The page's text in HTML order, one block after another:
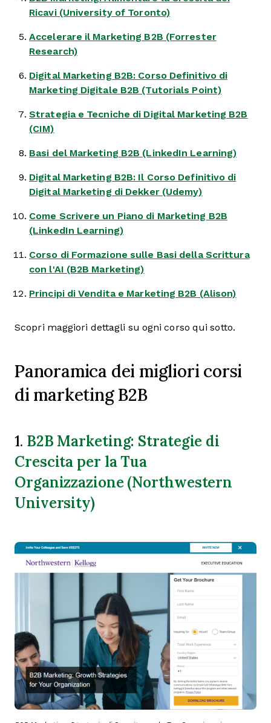
Ricavi (University of Toronto)
Accelerare il Marketing B2B (Forrester
Research)
Digital Marketing B2B: Corso Definitivo di
Marketing Digitale B2B (Tutorials Point)
Strategia e Tecniche di Digital Marketing B2B
(CIM)
Basi del Marketing B2B (LinkedIn Learning)
Digital Marketing B2B: Il Corso Definitivo di
Digital Marketing di Dekker (Udemy)
Come Scrivere un Piano di Marketing B2B
(LinkedIn Learning)
Corso di Formazione sulle Basi della Scrittura
con l'AI (B2B Marketing)
Principi di Vendita e Marketing B2B (Alison)
Scopri maggiori dettagli su ogni corso qui sotto.
Panoramica dei migliori corsi
di marketing B2B
1. B2B Marketing: Strategie di
Crescita per la Tua
Organizzazione (Northwestern
University)